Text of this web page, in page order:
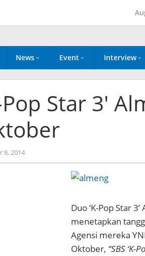
News Event Interview
Star 3'
8, 2014by
Koreanindo
Duo ‘K-Pop Star
menetapkan
Agensi mereka
Oktober, “SBS